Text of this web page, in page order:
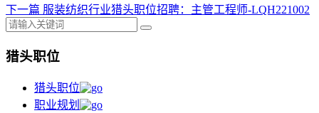
下一篇 服装纺织行业猎头职位招聘：主管工程师-LQH221002
猎头职位
猎头职位
职业规划